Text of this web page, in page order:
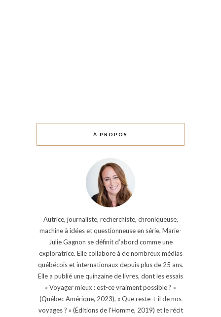
À PROPOS
Autrice, journaliste, recherchiste, chroniqueuse,
machine à idées et questionneuse en série, Marie-
Julie Gagnon se définit d’abord comme une
exploratrice. Elle collabore à de nombreux médias
québécois et internationaux depuis plus de 25 ans.
Elle a publié une quinzaine de livres, dont les essais
« Voyager mieux : est-ce vraiment possible ? »
(Québec Amérique, 2023), « Que reste-t-il de nos
voyages ? » (Éditions de l'Homme, 2019) et le récit